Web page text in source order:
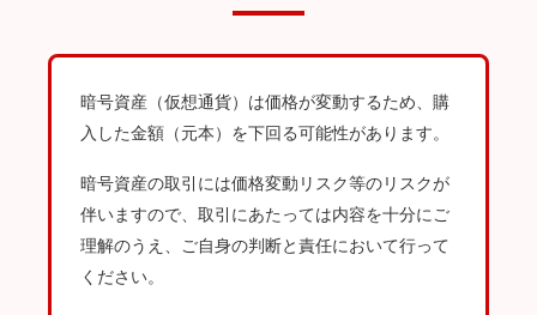
暗号資産（仮想通貨）は価格が変動するため、購
入した金額（元本）を下回る可能性があります。
暗号資産の取引には価格変動リスク等のリスクが
伴いますので、取引にあたっては内容を十分にご
理解のうえ、ご自身の判断と責任において行って
ください。